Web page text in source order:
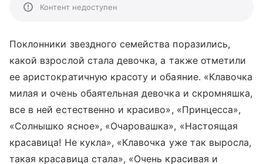
Контент недоступен
Поклонники звездного семейства поразились,
какой взрослой стала девочка, а также отметили
ее аристократичную красоту и обаяние. «Клавочка
милая и очень обаятельная девочка и скромняшка,
все в ней естественно и красиво», «Принцесса»,
«Солнышко ясное», «Очаровашка», «Настоящая
красавица! Не кукла», «Клавочка уже так выросла,
такая красавица стала», «Очень красивая и